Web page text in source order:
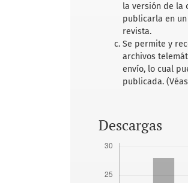
la versión de la
publicarla en
revista.
Se permite y
archivos
envío, lo cual
publicada.
Descargas